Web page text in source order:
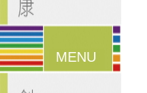
漢堡鈕
選單